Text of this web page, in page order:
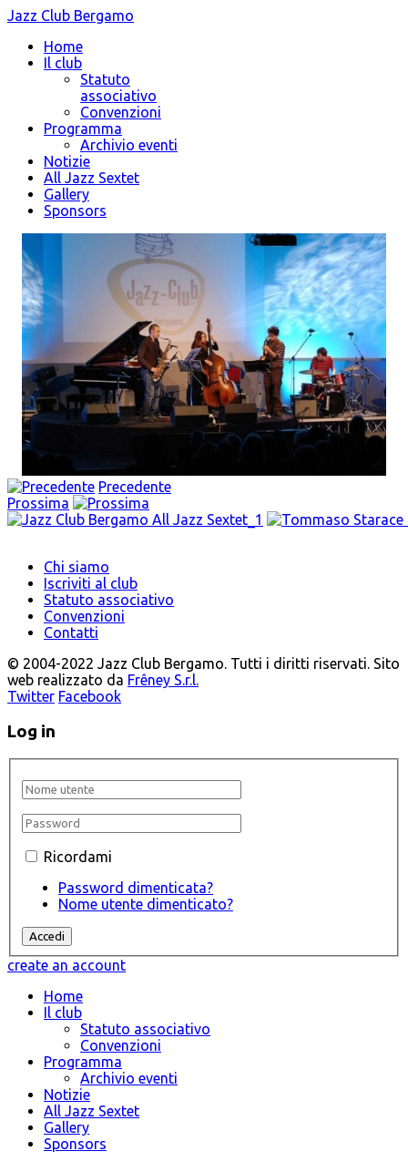
Jazz Club Bergamo
Home
Il club
Statuto
associativo
Convenzioni
Programma
Archivio eventi
Notizie
All Jazz Sextet
Gallery
Sponsors
Precedente
Prossima
Chi siamo
Iscriviti al club
Statuto associativo
Convenzioni
Contatti
© 2004-2022 Jazz Club Bergamo. Tutti i diritti riservati. Sito
web realizzato da Frêney S.r.l.
Twitter Facebook
Log in
Ricordami
Password dimenticata?
Nome utente dimenticato?
create an account
Home
Il club
Statuto associativo
Convenzioni
Programma
Archivio eventi
Notizie
All Jazz Sextet
Gallery
Sponsors